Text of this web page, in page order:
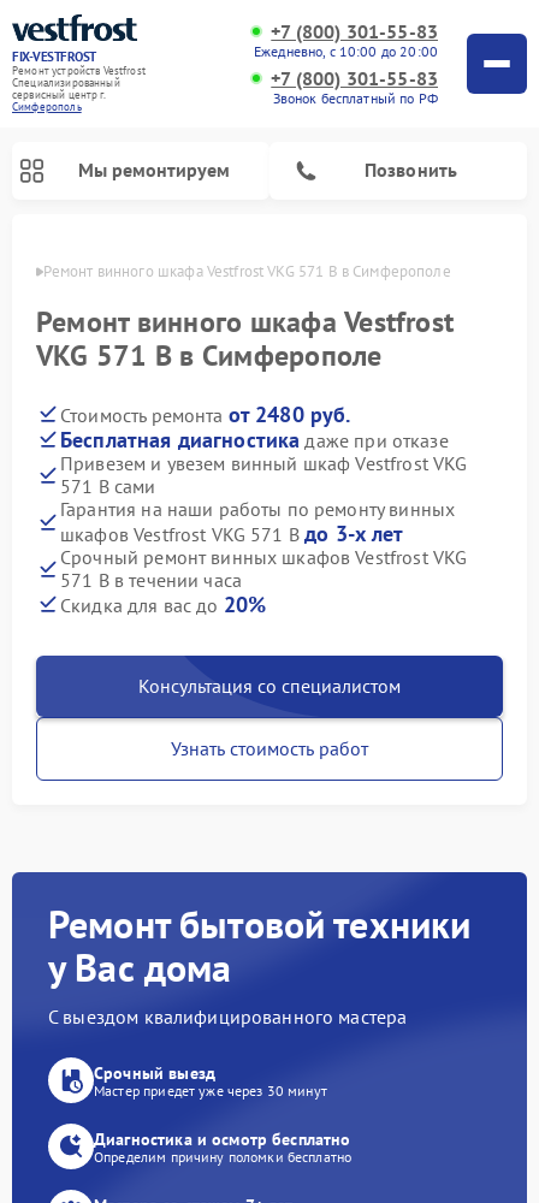
FIX-VESTFROST
Ремонт устройств Vestfrost
Специализированный
cервисный центр г.
Симферополь
+7 (800) 301-55-83
Ежедневно, с 10:00 до 20:00
+7 (800) 301-55-83
Звонок бесплатный по РФ
Мы ремонтируем Позвонить
Ремонт винного шкафа Vestfrost VKG 571 B в Симферополе
Ремонт винного шкафа Vestfrost
VKG 571 B в Симферополе
Стоимость ремонта от 2480 руб.
Бесплатная диагностика даже при отказе
Привезем и увезем винный шкаф Vestfrost VKG
571 B сами
Гарантия на наши работы по ремонту винных
шкафов Vestfrost VKG 571 Bдо 3-х лет
Срочный ремонт винных шкафов Vestfrost VKG
571 B в течении часа
Скидка для вас до 20%
Консультация со специалистом
Узнать стоимость работ
Ремонт бытовой техники
у Вас дома
С выездом квалифицированного мастера
Срочный выезд
Мастер приедет уже через 30 минут
Диагностика и осмотр бесплатно
Определим причину поломки бесплатно